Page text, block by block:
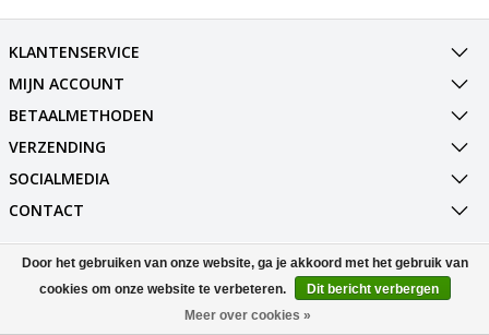
KLANTENSERVICE
MIJN ACCOUNT
BETAALMETHODEN
VERZENDING
SOCIALMEDIA
CONTACT
© Copyright 2026 Best Deals Online BV Powered byLightspeed
All rights reserved byInStijl Media
Door het gebruiken van onze website, ga je akkoord met het gebruik van
cookies om onze website te verbeteren.
Dit bericht verbergen
Meer over cookies »